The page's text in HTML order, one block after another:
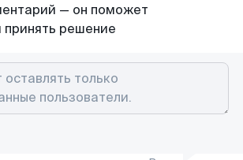
— он поможет
принять решение